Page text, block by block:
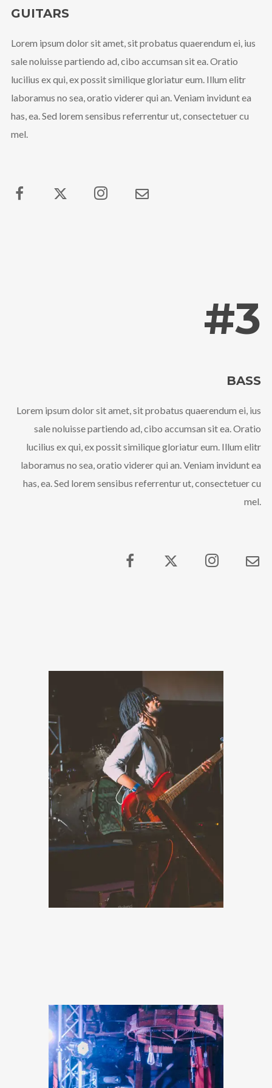
GUITARS
Lorem ipsum dolor sit amet, sit probatus quaerendum ei, ius
sale noluisse partiendo ad, cibo accumsan sit ea. Oratio
lucilius ex qui, ex possit similique gloriatur eum. Illum elitr
laboramus no sea, oratio viderer qui an. Veniam invidunt ea
has, ea. Sed lorem sensibus referrentur ut, consectetuer cu
mel.
#3
BASS
Lorem ipsum dolor sit amet, sit probatus quaerendum ei, ius
sale noluisse partiendo ad, cibo accumsan sit ea. Oratio
lucilius ex qui, ex possit similique gloriatur eum. Illum elitr
laboramus no sea, oratio viderer qui an. Veniam invidunt ea
has, ea. Sed lorem sensibus referrentur ut, consectetuer cu
mel.